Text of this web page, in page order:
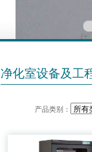
净化室设备及工
产品类别：